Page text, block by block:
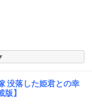
没落した姫君との幸
】